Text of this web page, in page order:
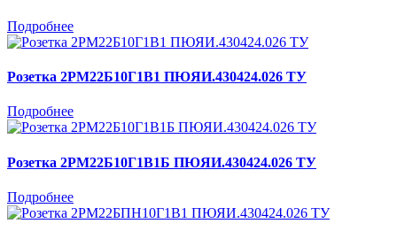
Подробнее
Розетка 2РМ22Б10Г1В1 ПЮЯИ.430424.026 ТУ
Подробнее
Розетка 2РМ22Б10Г1В1Б ПЮЯИ.430424.026 ТУ
Подробнее